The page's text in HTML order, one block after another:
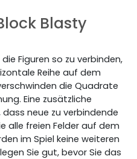
Blasty
Figuren so zu verbinden,
Reihe auf dem
die Quadrate
Eine zusätzliche
neue zu verbindende
alle freien Felder auf dem
im Spiel keine weiteren
Sie gut, bevor Sie das